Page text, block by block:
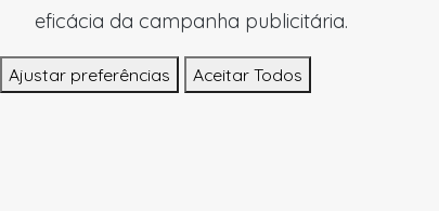
eficácia da campanha publicitária.
Ajustar preferências Aceitar Todos